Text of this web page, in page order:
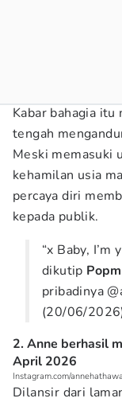
Kabar bahagia
tengah
Meski memasuki
kehamilan usia
percaya diri
kepada publik.
“x Baby,
dikutip
pribadinya
(20/06/
2. Anne berhasil
April 2026
Instagram.com/
Dilansir dari